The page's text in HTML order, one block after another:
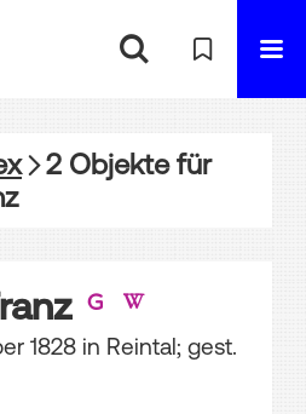
2 Objektefür
1828 in Reintal; gest.